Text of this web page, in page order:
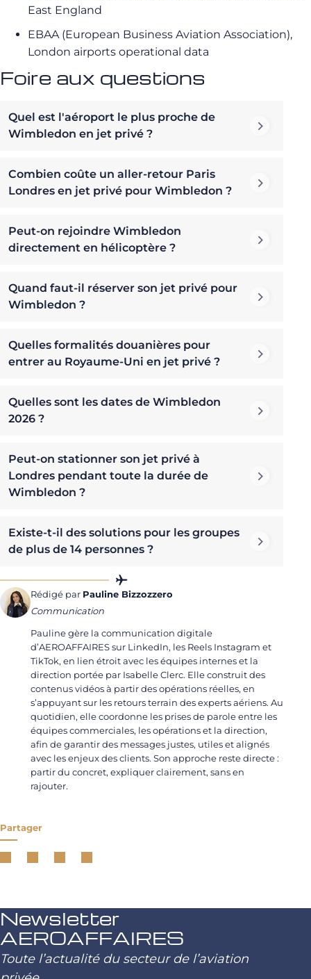
East England
EBAA (European Business Aviation Association),
London airports operational data
Foire aux questions
Quel est l'aéroport le plus proche de
Wimbledon en jet privé ?
Combien coûte un aller-retour Paris
Londres en jet privé pour Wimbledon ?
Peut-on rejoindre Wimbledon
directement en hélicoptère ?
Quand faut-il réserver son jet privé pour
Wimbledon ?
Quelles formalités douanières pour
entrer au Royaume-Uni en jet privé ?
Quelles sont les dates de Wimbledon
2026 ?
Peut-on stationner son jet privé à
Londres pendant toute la durée de
Wimbledon ?
Existe-t-il des solutions pour les groupes
de plus de 14 personnes ?
Rédigé par Pauline Bizzozzero
Communication
Pauline gère la communication digitale
d’AEROAFFAIRES sur LinkedIn, les Reels Instagram et
TikTok, en lien étroit avec les équipes internes et la
direction portée par Isabelle Clerc. Elle construit des
contenus vidéos à partir des opérations réelles, en
s’appuyant sur les retours terrain des experts aériens. Au
quotidien, elle coordonne les prises de parole entre les
équipes commerciales, les opérations et la direction,
afin de garantir des messages justes, utiles et alignés
avec les enjeux des clients. Son approche reste directe :
partir du concret, expliquer clairement, sans en
rajouter.
Partager
Newsletter
AEROAFFAIRES
Toute l’actualité du secteur de l’aviation